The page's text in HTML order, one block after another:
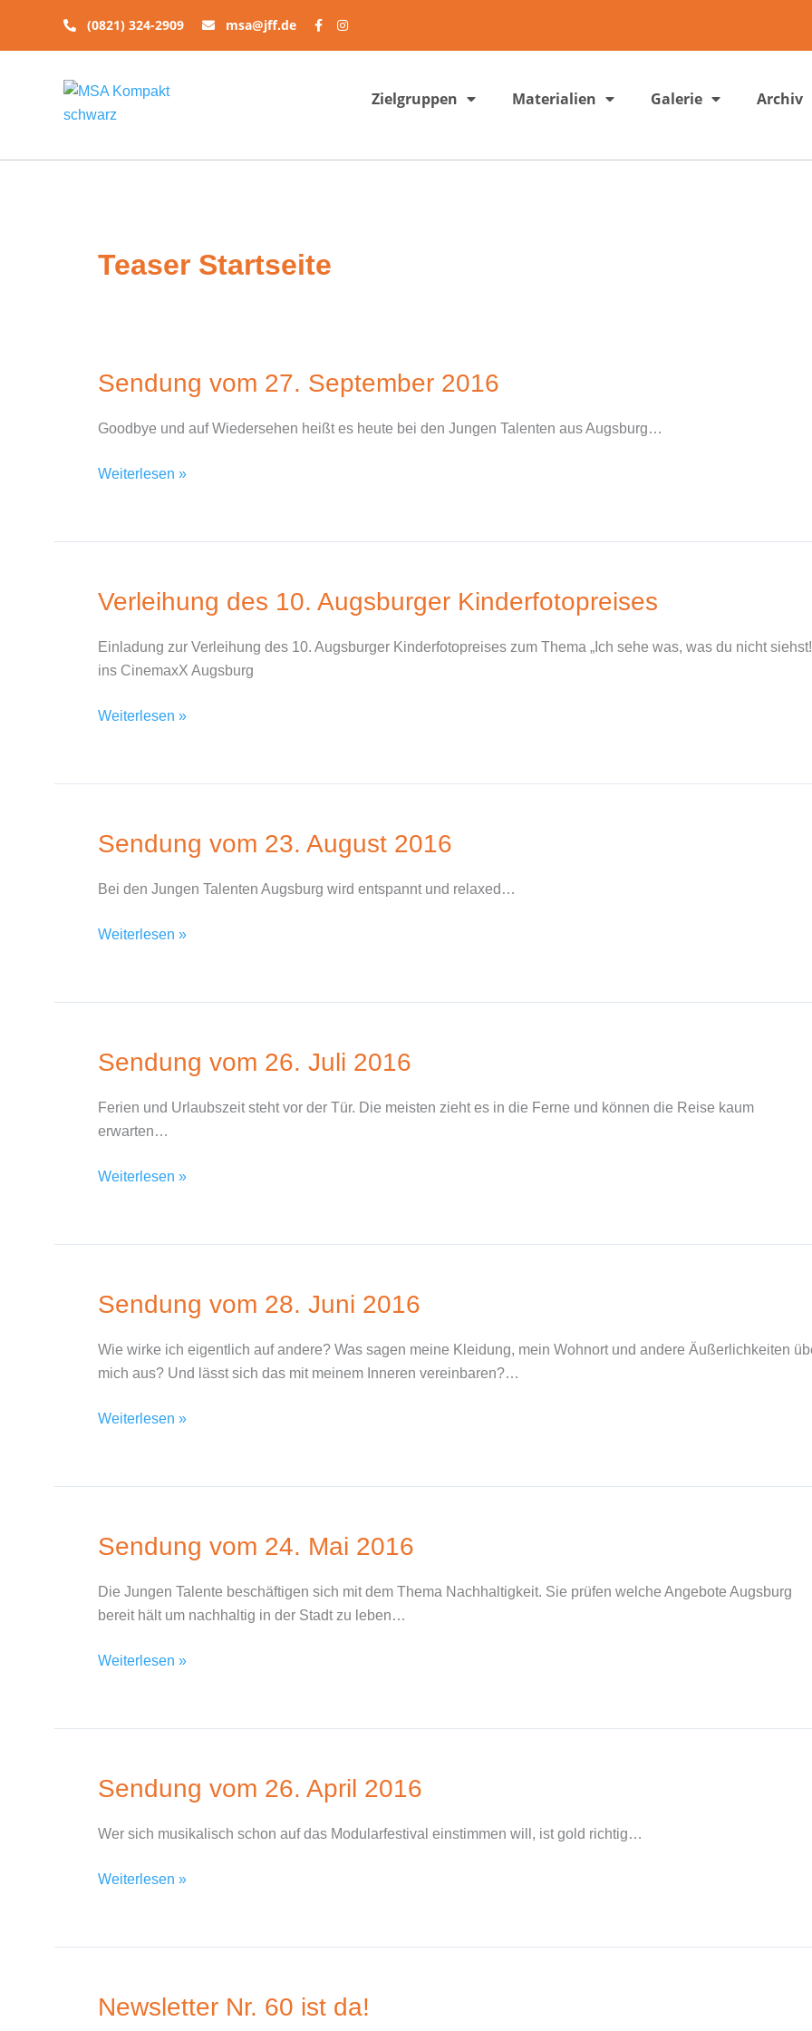
(0821) 324-2909 msa@jff.de
Zielgruppen Materialien Galerie Archiv
Teaser Startseite
Sendung vom 27. September 2016
Goodbye und auf Wiedersehen heißt es heute bei den Jungen Talenten aus Augsburg…
Sendung
27.
2016
Weiterlesen »
Verleihung des 10. Augsburger Kinderfotopreises
Einladung zur Verleihung des 10. Augsburger Kinderfotopreises zum Thema „Ich sehe was, was du nicht
ins CinemaxX Augsburg
Verleihung
10.
Augsburger
Weiterlesen »
Sendung vom 23. August 2016
Bei den Jungen Talenten Augsburg wird entspannt und relaxed…
Sendung
23.
2016
Weiterlesen »
Sendung vom 26. Juli 2016
Ferien und Urlaubszeit steht vor der Tür. Die meisten zieht es in die Ferne und können die Reise kaum
erwarten…
Sendung
26.
Juli
Weiterlesen »
Sendung vom 28. Juni 2016
Wie wirke ich eigentlich auf andere? Was sagen meine Kleidung, mein Wohnort und andere Äußerlichkeiten
mich aus? Und lässt sich das mit meinem Inneren vereinbaren?…
Sendung
28.
Juni
Weiterlesen »
Sendung vom 24. Mai 2016
Die Jungen Talente beschäftigen sich mit dem Thema Nachhaltigkeit. Sie prüfen welche Angebote Augsburg
bereit hält um nachhaltig in der Stadt zu leben…
Sendung
24.
Mai
Weiterlesen »
Sendung vom 26. April 2016
Wer sich musikalisch schon auf das Modularfestival einstimmen will, ist gold richtig…
Sendung
26.
2016
Weiterlesen »
Newsletter Nr. 60 ist da!
Newsletter